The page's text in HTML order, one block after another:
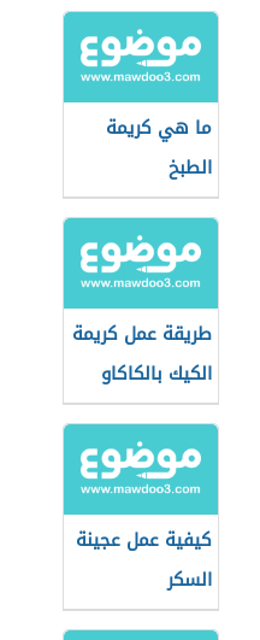
ما هي كريمة
الطبخ
طريقة عمل كريمة
الكيك بالكاكاو
كيفية عمل عجينة
السكر